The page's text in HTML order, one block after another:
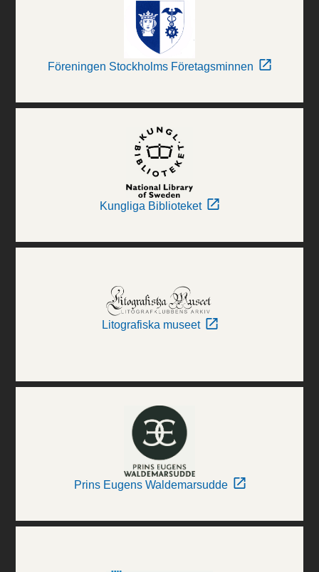
Föreningen Stockholms Företagsminnen
Kungliga Biblioteket
Litografiska museet
Prins Eugens Waldemarsudde